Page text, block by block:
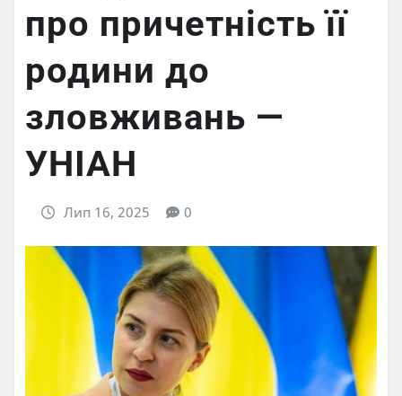
про причетність її
родини до
зловживань —
УНІАН
Лип 16, 2025 0